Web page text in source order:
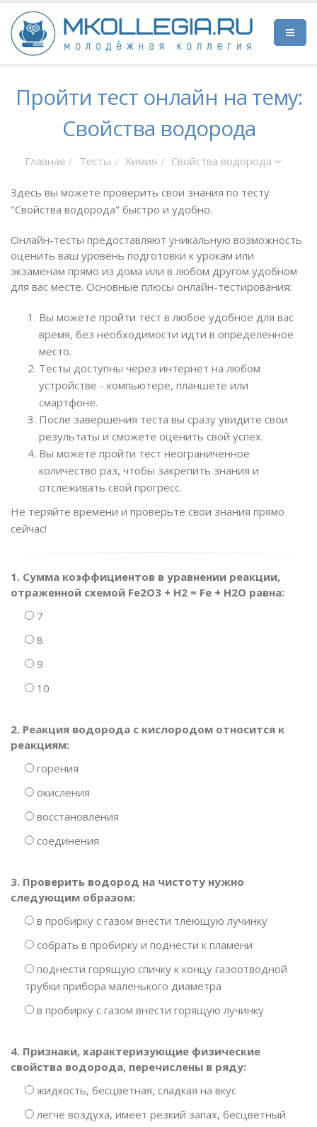
Пройти тест онлайн на тему:
Свойства водорода
Главная Тесты Химия Свойства водорода
Здесь вы можете проверить свои знания по тесту
"Свойства водорода" быстро и удобно.
Онлайн-тесты предоставляют уникальную возможность
оценить ваш уровень подготовки к урокам или
экзаменам прямо из дома или в любом другом удобном
для вас месте. Основные плюсы онлайн-тестирования:
Вы можете пройти тест в любое удобное для вас
время, без необходимости идти в определенное
место.
Тесты доступны через интернет на любом
устройстве - компьютере, планшете или
смартфоне.
После завершения теста вы сразу увидите свои
результаты и сможете оценить свой успех.
Вы можете пройти тест неограниченное
количество раз, чтобы закрепить знания и
отслеживать свой прогресс.
Не теряйте времени и проверьте свои знания прямо
сейчас!
1. Сумма коэффициентов в уравнении реакции,
отраженной схемой Fe2O3 + H2 = Fe + H2O равна:
7
8
9
10
2. Реакция водорода с кислородом относится к
реакциям:
горения
окисления
восстановления
соединения
3. Проверить водород на чистоту нужно
следующим образом:
в пробирку с газом внести тлеющую лучинку
собрать в пробирку и поднести к пламени
поднести горящую спичку к концу газоотводной
трубки прибора маленького диаметра
в пробирку с газом внести горящую лучинку
4. Признаки, характеризующие физические
свойства водорода, перечислены в ряду:
жидкость, бесцветная, сладкая на вкус
легче воздуха, имеет резкий запах, бесцветный